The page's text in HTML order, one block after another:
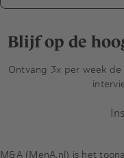
Blijf op de
Ontvang 3x per week
M&A (MenA.nl) is het